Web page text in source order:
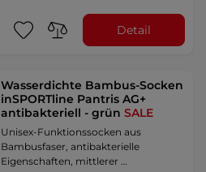
Detail
Wasserdichte Bambus-Socken
inSPORTline Pantris AG+
antibakteriell - grünSALE
Unisex-Funktionssocken aus
Bambusfaser, antibakterielle
Eigenschaften, mittlerer …